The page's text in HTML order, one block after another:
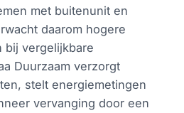
met buitenunit en
daarom hogere
bij vergelijkbare
Duurzaam verzorgt
stelt energiemetingen
vervanging door een